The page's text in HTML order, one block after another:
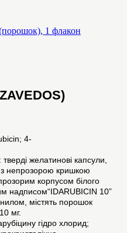
1 флакон
4-
тверді желатинові капсули,
непрозорою кришкою
корпусом білого
надписом“IDARUBICIN 10”
містять порошок
мг.
гідро хлорид;